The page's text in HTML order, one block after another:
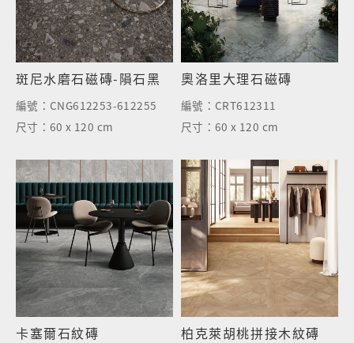
斑尼水磨石磁磚-隕石黑
編號： CNG612253-612255
尺寸：60 x 120 cm
奧洛里大理石磁磚
編號： CRT612311
尺寸：60 x 120 cm
卡塞爾石紋磚 柏克萊胡桃拼接木紋磚